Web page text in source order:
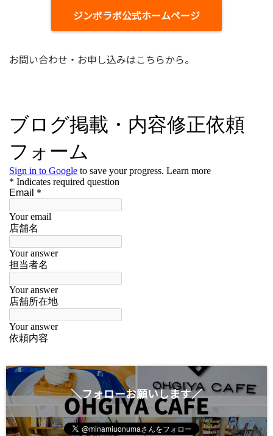
ジンボラボ公式ホームページ
お問い合わせ・お申し込みはこちらから。
＼フォローお願いします／